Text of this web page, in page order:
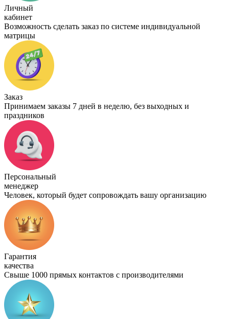
Личный
кабинет
Возможность сделать заказ по системе индивидуальной
матрицы
Заказ
Принимаем заказы 7 дней в неделю, без выходных и
праздников
Персональный
менеджер
Человек, который будет сопровождать вашу организацию
Гарантия
качества
Свыше 1000 прямых контактов с производителями